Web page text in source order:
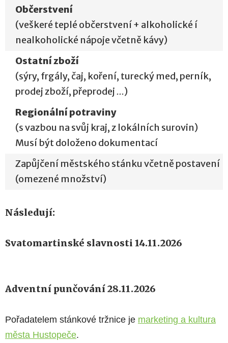
Občerstvení
(veškeré teplé občerstvení + alkoholické í
nealkoholické nápoje včetně kávy)
Ostatní zboží
(sýry, frgály, čaj, koření, turecký med, perník,
prodej zboží, přeprodej...)
Regionální potraviny
(s vazbou na svůj kraj, z lokálních surovin)
Musí být doloženo dokumentací
Zapůjčení městského stánku včetně postavení
(omezené množství)
Následují:
Svatomartinské slavnosti 14.11.2026
Adventní punčování 28.11.2026
Pořadatelem stánkové tržnice je marketing a kultura
města Hustopeče.